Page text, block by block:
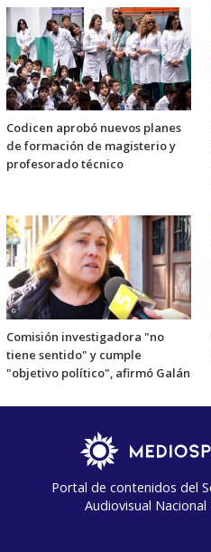
Codicen aprobó nuevos planes
de formación de magisterio y
profesorado técnico
Comisión investigadora "no
tiene sentido" y cumple
"objetivo político", afirmó Galán
Portal de contenidos del
Audiovisual Nacional